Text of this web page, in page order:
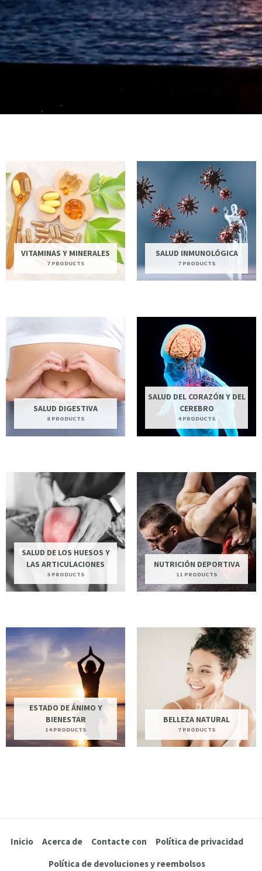
VITAMINAS Y MINERALES
7 PRODUCTS
SALUD INMUNOLÓGICA
7 PRODUCTS
SALUD DIGESTIVA
8 PRODUCTS
SALUD DEL CORAZÓN Y DEL
CEREBRO
4 PRODUCTS
SALUD DE LOS HUESOS Y
LAS ARTICULACIONES
3 PRODUCTS
NUTRICIÓN DEPORTIVA
11 PRODUCTS
ESTADO DE ÁNIMO Y
BIENESTAR
14 PRODUCTS
BELLEZA NATURAL
7 PRODUCTS
Inicio Acerca de Contacte con
Política de privacidad
Política de devoluciones y reembolsos